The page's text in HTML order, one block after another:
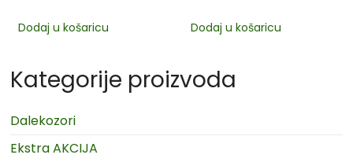
Dodaj u košaricu Dodaj u košaricu
Kategorije proizvoda
Dalekozori
Ekstra AKCIJA